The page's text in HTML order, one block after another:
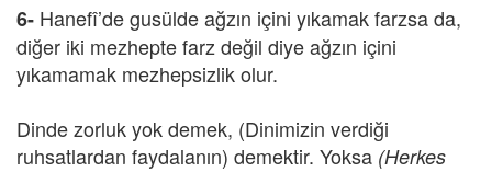
6- Hanefî’de gusülde ağzın içini yıkamak farzsa da,
diğer iki mezhepte farz değil diye ağzın içini
yıkamamak mezhepsizlik olur.
Dinde zorluk yok demek, (Dinimizin verdiği
ruhsatlardan faydalanın) demektir. Yoksa (Herkes